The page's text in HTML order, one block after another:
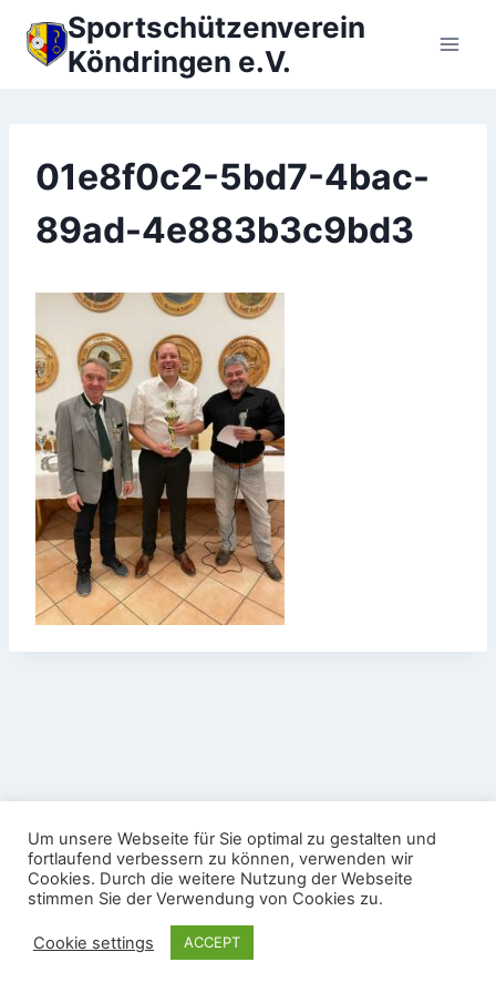
Inhalt
springen
Sportschützenverein
Köndringen e.V.
01e8f0c2-5bd7-4bac-
89ad-4e883b3c9bd3
Nutzungsbedingungen Gäste-WLAN
© 2026 Sportschützenverein Köndringen e.V. -
WordPress Theme von
Um unsere Webseite für Sie optimal zu gestalten und
fortlaufend verbessern zu können, verwenden wir
Cookies. Durch die weitere Nutzung der Webseite
stimmen Sie der Verwendung von Cookies zu.
Cookie settings ACCEPT